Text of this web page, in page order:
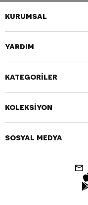
KURUMSAL
YARDIM
KATEGORİLER
KOLEKSİYON
SOSYAL MEDYA